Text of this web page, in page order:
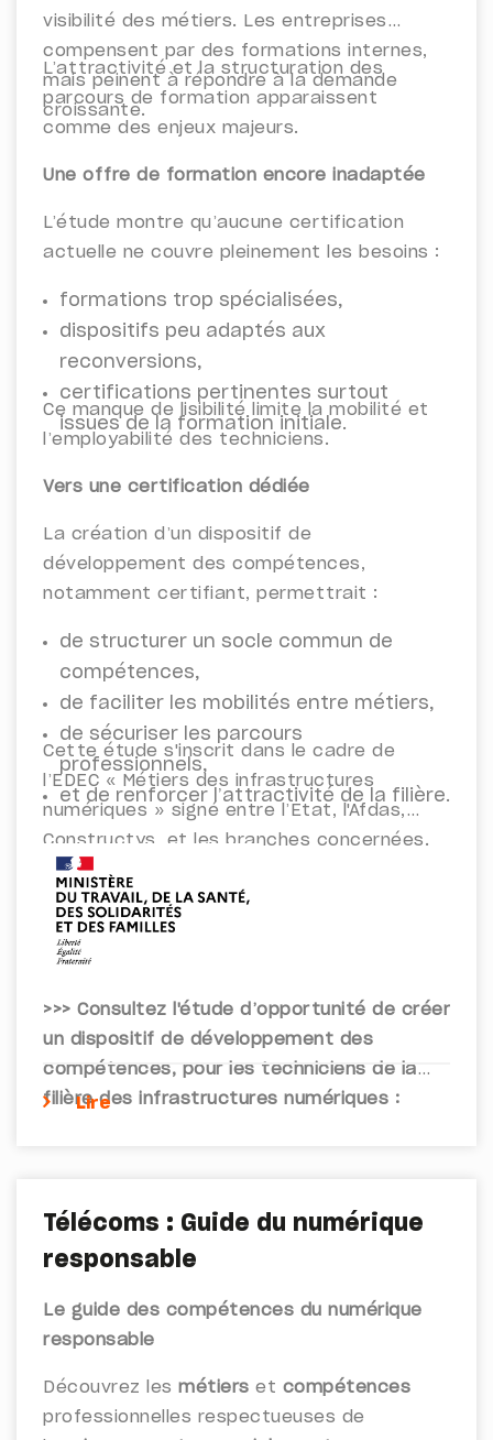
visibilité des métiers. Les entreprises
compensent par des formations internes,
mais peinent à répondre à la demande
croissante.
L’attractivité et la structuration des
parcours de formation apparaissent
comme des enjeux majeurs.
Une offre de formation encore inadaptée
L’étude montre qu’aucune certification
actuelle ne couvre pleinement les besoins :
formations trop spécialisées,
dispositifs peu adaptés aux
reconversions,
certifications pertinentes surtout
issues de la formation initiale.
Ce manque de lisibilité limite la mobilité et
l’employabilité des techniciens.
Vers une certification dédiée
La création d’un dispositif de
développement des compétences,
notamment certifiant, permettrait :
de structurer un socle commun de
compétences,
de faciliter les mobilités entre métiers,
de sécuriser les parcours
professionnels,
et de renforcer l’attractivité de la filière.
Cette étude s'inscrit dans le cadre de
l’EDEC « Métiers des infrastructures
numériques » signé entre l’Etat, l'Afdas,
Constructys, et les branches concernées.
>>> Consultez l'étude d’opportunité de créer
un dispositif de développement des
compétences, pour les techniciens de la
filière des infrastructures numériques :
Lire
Télécoms : Guide du numérique
responsable
Le guide des compétences du numérique
responsable
Découvrez les métiers et compétences
professionnelles respectueuses de